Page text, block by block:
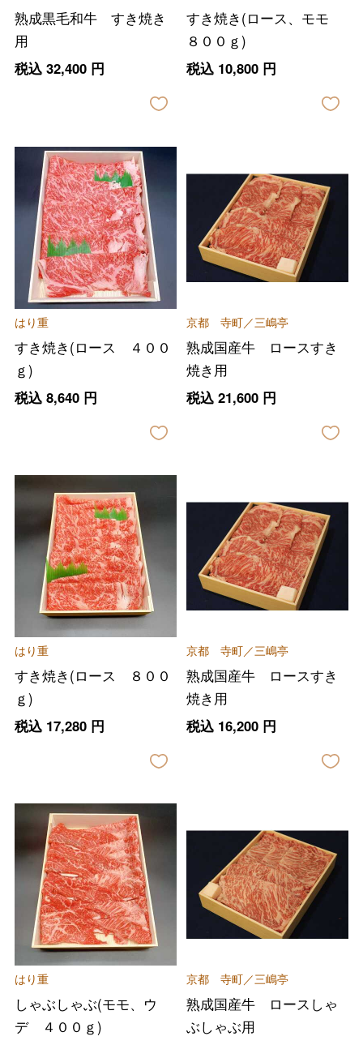
熟成黒毛和牛 すき焼き
用
税込 32,400円
すき焼き(ロース、モモ
８００ｇ)
税込 10,800円
はり重
すき焼き(ロース ４００
ｇ)
税込 8,640円
京都 寺町／三嶋亭
熟成国産牛 ロースすき
焼き用
税込 21,600円
はり重
すき焼き(ロース ８００
ｇ)
税込 17,280円
京都 寺町／三嶋亭
熟成国産牛 ロースすき
焼き用
税込 16,200円
はり重
しゃぶしゃぶ(モモ、ウ
デ ４００ｇ)
京都 寺町／三嶋亭
熟成国産牛 ロースしゃ
ぶしゃぶ用